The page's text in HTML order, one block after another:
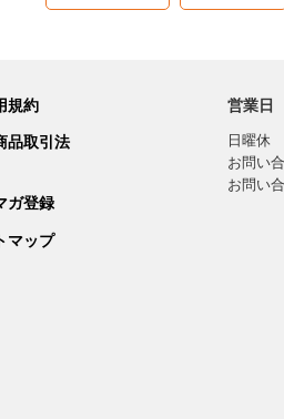
規約
品取引法
ガ登録
マップ
営業日
日曜休
お問い
お問い